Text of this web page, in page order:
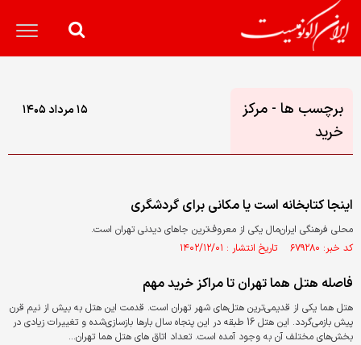
برچسب ها - مرکز
خرید
۱۵ مرداد ۱۴۰۵
اینجا کتابخانه است یا مکانی برای گردشگری
محلی فرهنگی ایران‌مال یکی از معروف‌ترین جاهای دیدنی تهران است.
کد خبر: ۶۷۹۲۸۰ تاریخ انتشار : ۱۴۰۲/۱۲/۰۱
فاصله هتل هما تهران تا مراکز خرید مهم
هتل هما یکی از قدیمی‌ترین هتل‌های شهر تهران است. قدمت این هتل به بیش از نیم قرن
پیش بازمی‌گردد. این هتل 16 طبقه در این پنجاه سال بارها بازسازی‌شده و تغییرات زیادی در
بخش‌های مختلف آن به وجود آمده است. تعداد اتاق های هتل هما تهران...